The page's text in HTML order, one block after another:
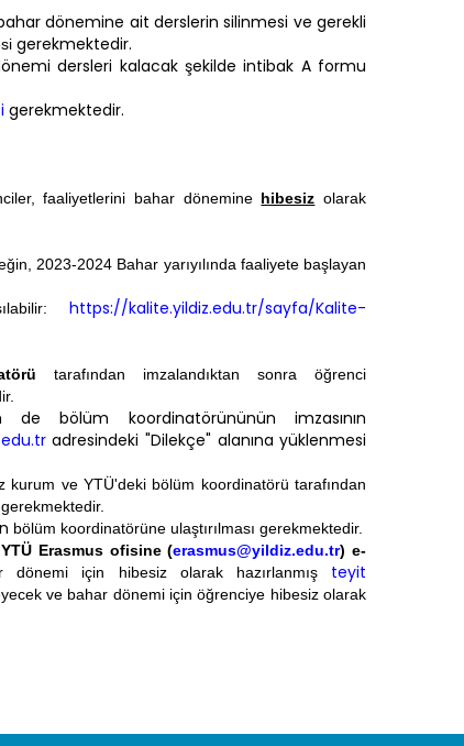
dönemine ait derslerin silinmesi ve gerekli
gerekmektedir.
dersleri kalacak şekilde intibak A formu
gerekmektedir.
faaliyetlerini bahar dönemine hibesiz olarak
2023-2024 Bahar yarıyılında faaliyete başlayan
https://kalite.yildiz.edu.tr/sayfa/Kalite-
tarafından imzalandıktan sonra öğrenci
bölüm koordinatörününün imzasının
adresindeki "Dilekçe" alanına yüklenmesi
kurum ve YTÜ'deki bölüm koordinatörü tarafından
bölüm koordinatörüne ulaştırılması gerekmektedir.
Erasmus ofisine (erasmus@yildiz.edu.tr) e-
dönemi için hibesiz olarak hazırlanmış teyit
ve bahar dönemi için öğrenciye hibesiz olarak